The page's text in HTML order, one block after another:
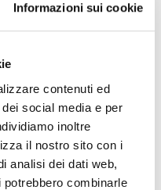
Informazioni sui cookie
contenuti ed
social media e per
inoltre
il nostro sito con i
analisi dei dati web,
combinarle
e audace.
non vedo,[…]